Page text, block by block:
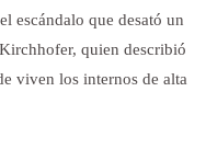
escándalo que desató un
quien describió
viven los internos de alta